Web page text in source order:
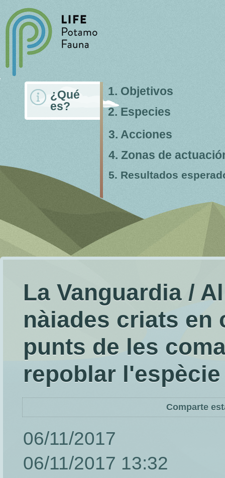
¿Qué
es?
1. Objetivos
2. Especies
3. Acciones
4. Zonas de
5. Resultados
La Vanguardia /
nàiades criats en
punts de les
repoblar l'espècie
Comparte
06/11/2017
06/11/2017 13:32